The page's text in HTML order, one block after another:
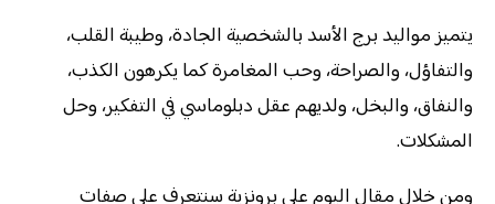
يتميز مواليد برج الأسد بالشخصية الجادة، وطيبة القلب،
والتفاؤل، والصراحة، وحب المغامرة كما يكرهون الكذب،
والنفاق، والبخل، ولديهم عقل دبلوماسي في التفكير، وحل
المشكلات.